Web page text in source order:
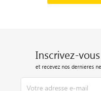
Inscrivez-
et recevez nos dernieres